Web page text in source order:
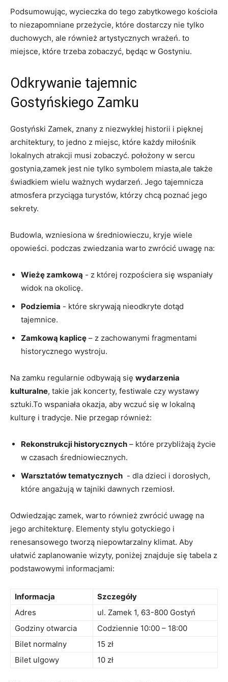
Podsumowując, wycieczka do tego zabytkowego ⁣kościoła⁣
to niezapomniane przeżycie, ⁣które dostarczy nie tylko
duchowych, ale również artystycznych wrażeń. to
miejsce, ⁣które trzeba zobaczyć, będąc w Gostyniu.
Odkrywanie tajemnic
⁢Gostyńskiego ​Zamku
Gostyński Zamek, znany ⁣z niezwykłej historii i pięknej
⁤architektury, ⁢to jedno z miejsc, które każdy miłośnik
lokalnych ⁣atrakcji musi zobaczyć. położony​ w⁤ sercu
gostynia,zamek jest nie tylko symbolem miasta,ale także
świadkiem⁣ wielu ważnych wydarzeń. Jego tajemnicza
‌atmosfera przyciąga turystów, którzy ⁤chcą poznać jego
sekrety.
Budowla, wzniesiona⁣ w średniowieczu, kryje wiele
opowieści. ‍podczas zwiedzania warto zwrócić uwagę na:
Wieżę zamkową ‌- z ​której rozpościera się wspaniały
widok na‍ okolicę.
Podziemia ‌- które skrywają nieodkryte dotąd
tajemnice.
Zamkową kaplicę – z zachowanymi⁢ fragmentami
historycznego ​wystroju.
Na zamku ⁣regularnie odbywają się wydarzenia
kulturalne,⁢ takie jak koncerty, festiwale czy wystawy
sztuki.To wspaniała okazja, ‌aby wczuć się ⁤w lokalną
kulturę i‌ tradycje. Nie przegap również:
Rekonstrukcji‌ historycznych – które przybliżają ⁢życie⁣
w ‍czasach średniowiecznych.
Warsztatów tematycznych ⁢ -‌ dla dzieci⁤ i ⁣dorosłych,
które​ angażują w tajniki ‌dawnych rzemiosł.
Odwiedzając ⁤zamek, warto‌ również zwrócić‍ uwagę na ​
jego architekturę. Elementy stylu gotyckiego i‌
renesansowego tworzą⁣ niepowtarzalny klimat.​ Aby
‌ułatwić zaplanowanie wizyty, poniżej znajduje się tabela z
podstawowymi informacjami:
Informacja
Szczegóły
Adres
ul. Zamek 1, 63-800 Gostyń
Godziny ⁣otwarcia
Codziennie 10:00 – 18:00
Bilet normalny
15 zł
Bilet ulgowy
10 zł